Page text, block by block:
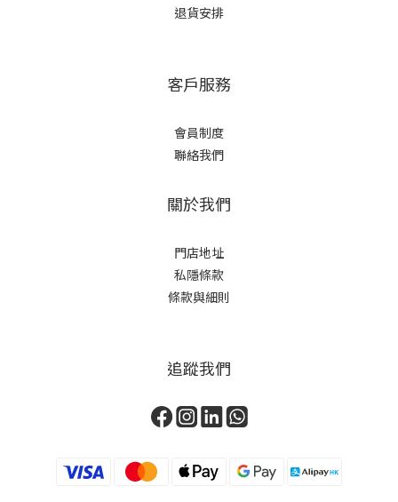
退貨安排
客戶服務
會員制度
聯絡我們
關於我們
門店地址
私隱條款
條款與細則
追蹤我們